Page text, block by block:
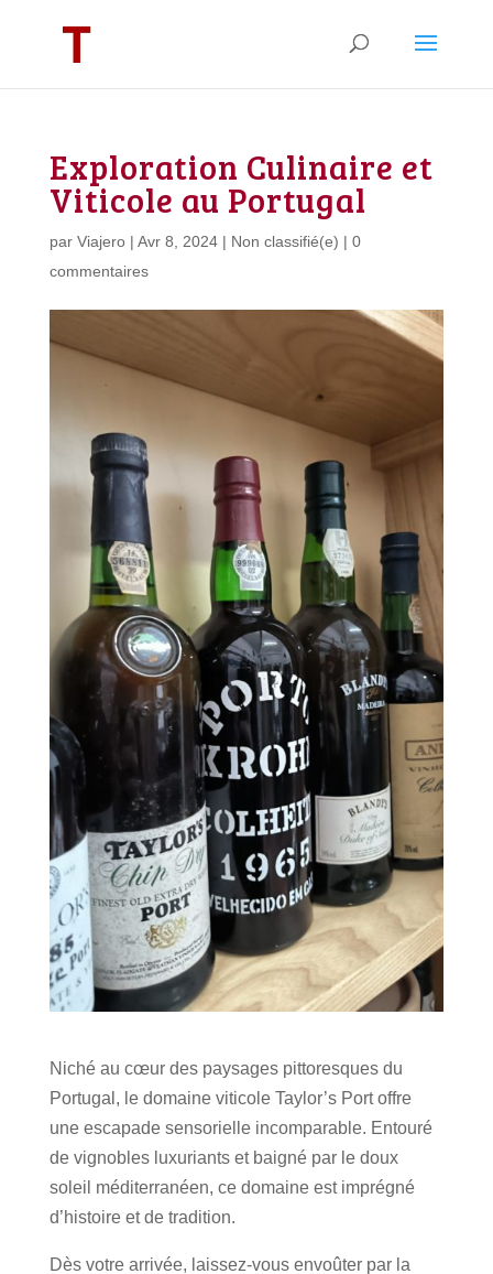
Exploration Culinaire et
Viticole au Portugal
par Viajero| Avr 8, 2024| Non classifié(e) | 0
commentaires
Niché au cœur des paysages pittoresques du
Portugal, le domaine viticole Taylor’s Port offre
une escapade sensorielle incomparable. Entouré
de vignobles luxuriants et baigné par le doux
soleil méditerranéen, ce domaine est imprégné
d’histoire et de tradition.
Dès votre arrivée, laissez-vous envoûter par la